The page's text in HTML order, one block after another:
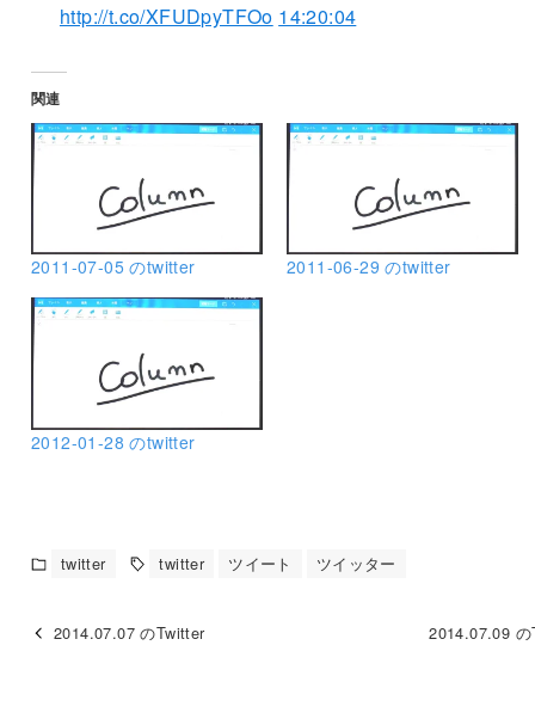
http://t.co/XFUDpyTFOo 14:20:04
関連
2011-07-05 のtwitter 2011-06-29 のtwitter
2012-01-28 のtwitter
twitter twitter ツイート ツイッター
2014.07.07 のTwitter 2014.07.09